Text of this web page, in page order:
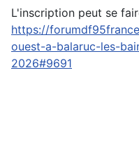
L'inscription peut se
https://
ouest-a-balaruc-les-
2026#9691